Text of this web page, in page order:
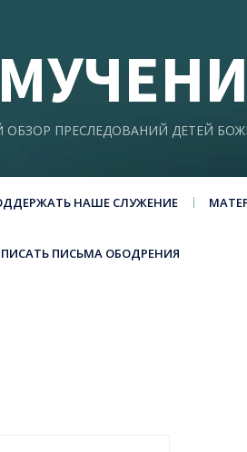
ПРЕСЛЕДОВАНИЙ ДЕТЕЙ
НАШЕ СЛУЖЕНИЕ
ПИСАТЬ ПИСЬМА ОБОДРЕНИЯ